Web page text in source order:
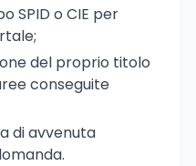
SPID o CIE per
del proprio titolo
conseguite
di avvenuta